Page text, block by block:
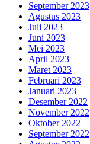
September 2023
Agustus 2023
Juli 2023
Juni 2023
Mei 2023
April 2023
Maret 2023
Februari 2023
Januari 2023
Desember 2022
November 2022
Oktober 2022
September 2022